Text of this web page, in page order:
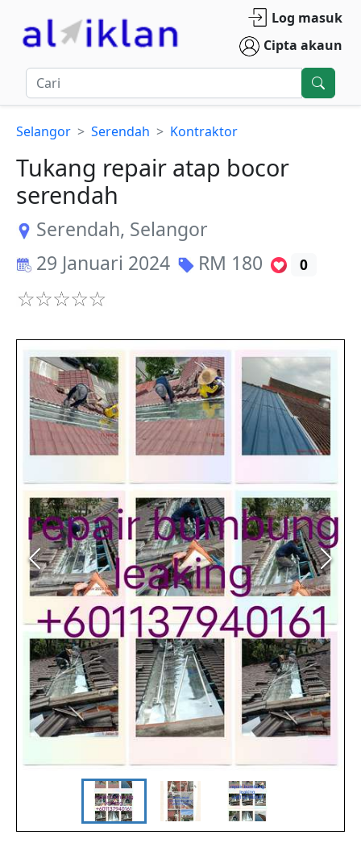
Log masuk
Cipta akaun
Selangor Serendah Kontraktor
Tukang repair atap bocor
serendah
Serendah, Selangor
29 Januari 2024
RM 180 0